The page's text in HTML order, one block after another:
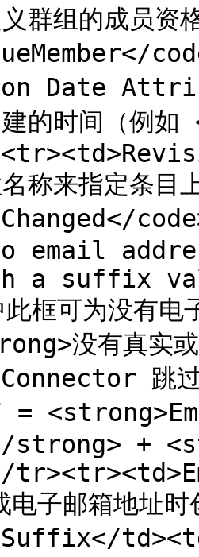
群组的成员资
Date
建的时间（例
称来指定条目
email
a suffix
框可为没有电
没有真实
跳
=
+
电子邮箱地
td><td>